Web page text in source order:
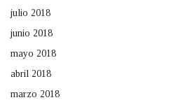
julio 2018
junio 2018
mayo 2018
abril 2018
marzo 2018